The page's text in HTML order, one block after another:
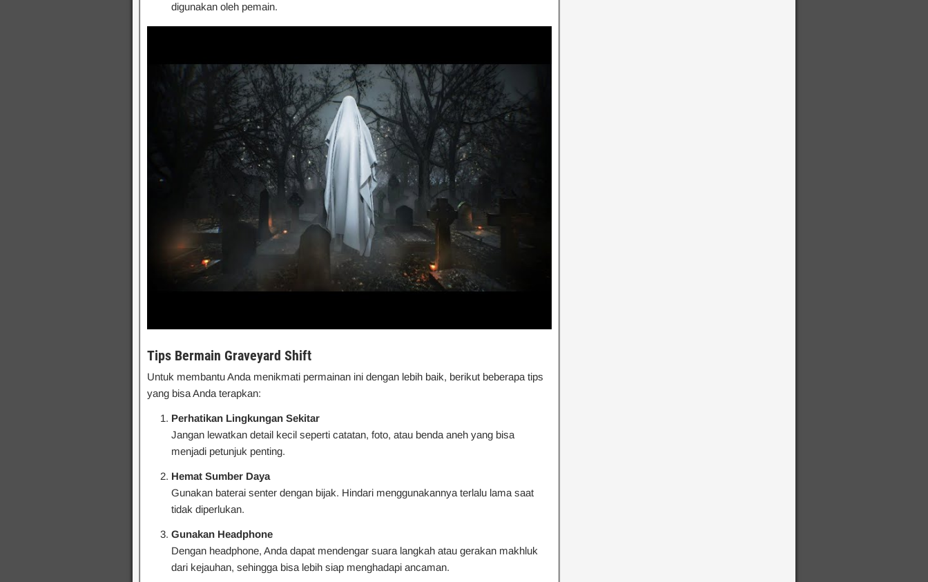
digunakan oleh pemain.
Tips Bermain Graveyard Shift
Untuk membantu Anda menikmati permainan ini dengan lebih baik, berikut beberapa tips
yang bisa Anda terapkan:
Perhatikan Lingkungan Sekitar
Jangan lewatkan detail kecil seperti catatan, foto, atau benda aneh yang bisa
menjadi petunjuk penting.
Hemat Sumber Daya
Gunakan baterai senter dengan bijak. Hindari menggunakannya terlalu lama saat
tidak diperlukan.
Gunakan Headphone
Dengan headphone, Anda dapat mendengar suara langkah atau gerakan makhluk
dari kejauhan, sehingga bisa lebih siap menghadapi ancaman.